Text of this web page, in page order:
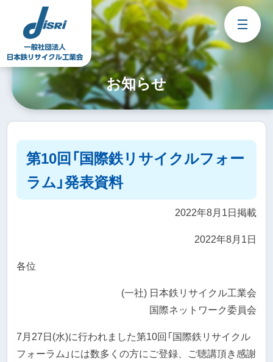
content
お知らせ
第10回「国際鉄リサイクルフォー
ラム」発表資料
2022年8月1日掲載
2022年8月1日
各位
(一社) 日本鉄リサイクル工業会
国際ネットワーク委員会
7月27日(水)に行われました第10回「国際鉄リサイクル
フォーラム」には数多くの方にご登録、ご聴講頂き感謝